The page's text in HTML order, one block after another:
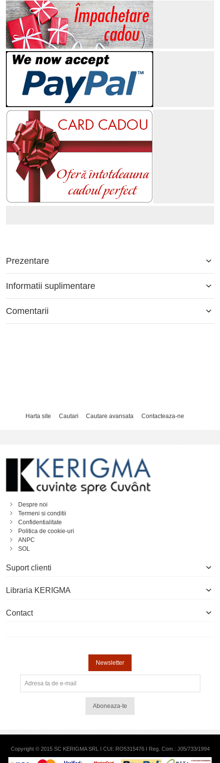
Prezentare
Informatii suplimentare
Comentarii
Harta site Cautari Cautare avansata Contacteaza-ne
Despre noi
Termeni si conditii
Confidentialitate
Politica de cookie-uri
ANPC
SOL
Suport clienti
Libraria KERIGMA
Contact
Newsletter
Aboneaza-te
Copyright © 2015 SC KERIGMA SRL I CUI: RO5315476 I Reg. Com.: J05/733/1994